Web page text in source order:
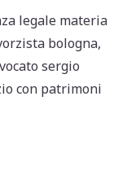
legale materia
bologna,
sergio
con patrimoni